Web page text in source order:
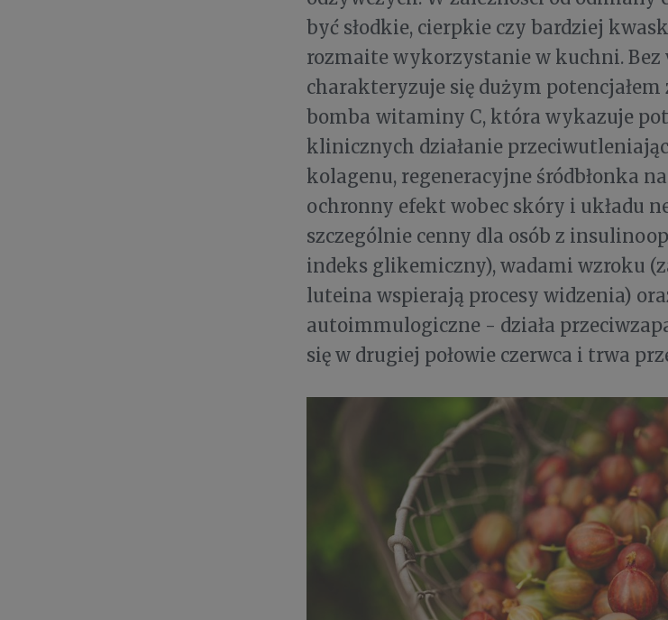
być słodkie, cierpkie czy bardziej
rozmaite wykorzystanie w kuchni. Bez
charakteryzuje się dużym
bomba witaminy C, która wykazuje
klinicznych działanie
kolagenu, regeneracyjne śródbłonka
ochronny efekt wobec skóry i układu
szczególnie cenny dla osób z
indeks glikemiczny), wadami wzroku
luteina wspierają procesy widzenia)
autoimmulogiczne - działa
się w drugiej połowie czerwca i trwa